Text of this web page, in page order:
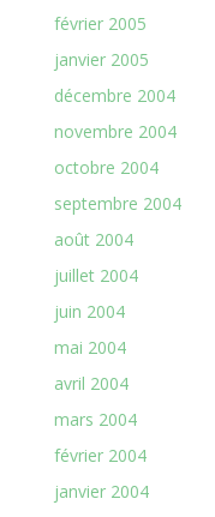
février 2005
janvier 2005
décembre 2004
novembre 2004
octobre 2004
septembre 2004
août 2004
juillet 2004
juin 2004
mai 2004
avril 2004
mars 2004
février 2004
janvier 2004